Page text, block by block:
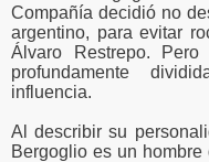
Compañía decidió no
argentino, para evitar
Álvaro Restrepo.
profundamente
influencia.
Al describir su
Bergoglio es un